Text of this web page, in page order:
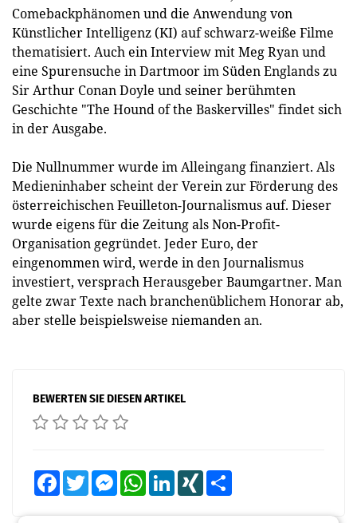
Comebackphänomen und die Anwendung von
Künstlicher Intelligenz (KI) auf schwarz-weiße Filme
thematisiert. Auch ein Interview mit Meg Ryan und
eine Spurensuche in Dartmoor im Süden Englands zu
Sir Arthur Conan Doyle und seiner berühmten
Geschichte "The Hound of the Baskervilles" findet sich
in der Ausgabe.
Die Nullnummer wurde im Alleingang finanziert. Als
Medieninhaber scheint der Verein zur Förderung des
österreichischen Feuilleton-Journalismus auf. Dieser
wurde eigens für die Zeitung als Non-Profit-
Organisation gegründet. Jeder Euro, der
eingenommen wird, werde in den Journalismus
investiert, versprach Herausgeber Baumgartner. Man
gelte zwar Texte nach branchenüblichem Honorar ab,
aber stelle beispielsweise niemanden an.
BEWERTEN SIE DIESEN ARTIKEL
FacebookTwitter MessengerWhatsAppLinkedInXING